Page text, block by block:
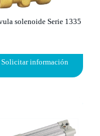
solenoide Serie 1335
Solicitar información